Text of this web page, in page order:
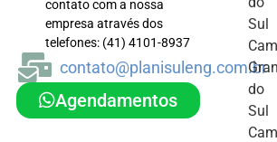
contato com a nossa
empresa através dos
telefones: (41) 4101-8937
contato@planisuleng.com.br
Agendamentos
Sul
do
Sul